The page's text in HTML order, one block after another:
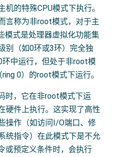
的特殊CPU模式下执行。
言称为非root模式，对于主
模式是处理器虚拟化功能集
别（如0环或3环）完全独
中运行，但处于非root模
0）的root模式下运行。
时，它在非root模式下运
硬件上执行。这实现了高性
操作（如访问I/O端口、修
统指令）在此模式下是不允
或预定义条件时，会执行